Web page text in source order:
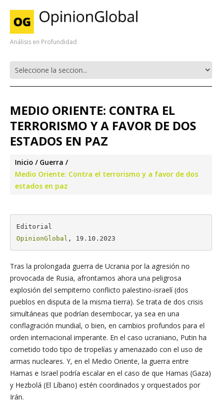
Análisis en Profundidad
MEDIO ORIENTE: CONTRA EL
TERRORISMO Y A FAVOR DE DOS
ESTADOS EN PAZ
Inicio
Guerra
Medio Oriente: Contra el terrorismo y a favor de dos
estados en paz
OpinionGlobal , 19.10.2023
Tras la prolongada guerra de Ucrania por la agresión no
provocada de Rusia, afrontamos ahora una peligrosa
explosión del sempiterno conflicto palestino-israelí (dos
pueblos en disputa de la misma tierra). Se trata de dos crisis
simultáneas que podrían desembocar, ya sea en una
conflagración mundial, o bien, en cambios profundos para el
orden internacional imperante. En el caso ucraniano, Putin ha
cometido todo tipo de tropelías y amenazado con el uso de
armas nucleares. Y, en el Medio Oriente, la guerra entre
Hamas e Israel podría escalar en el caso de que Hamas (Gaza)
y Hezbolá (El Líbano) estén coordinados y orquestados por
Irán.